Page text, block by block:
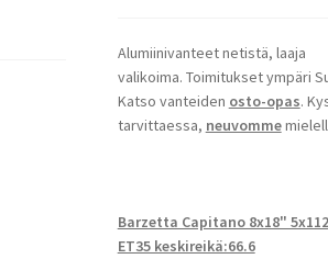
Alumiinivanteet netistä, laaja
valikoima. Toimitukset ympäri
Katso vanteiden osto-opas.
tarvittaessa, neuvomme
Barzetta Capitano 8x18" 5x112
ET35 keskireikä:66.6